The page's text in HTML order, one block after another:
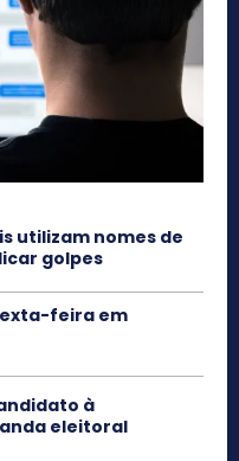
utilizam nomes de
golpes
feira em
à
eleitoral